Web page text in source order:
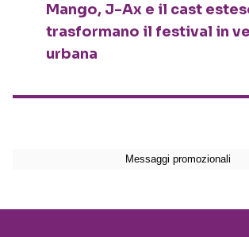
Mango, J-Ax e il cast
trasformano il festival in
urbana